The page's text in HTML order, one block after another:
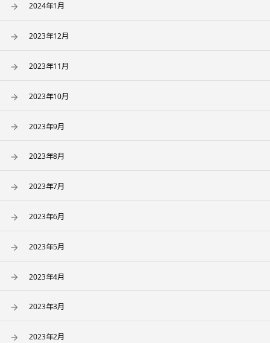
2024年1月
2023年12月
2023年11月
2023年10月
2023年9月
2023年8月
2023年7月
2023年6月
2023年5月
2023年4月
2023年3月
2023年2月